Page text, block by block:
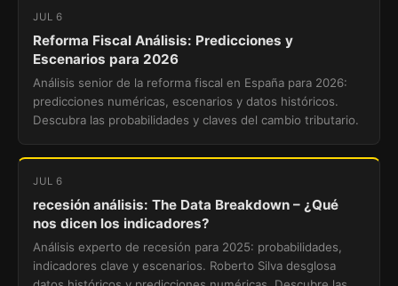
JUL 6
Reforma Fiscal Análisis: Predicciones y
Escenarios para 2026
Análisis senior de la reforma fiscal en España para 2026:
predicciones numéricas, escenarios y datos históricos.
Descubra las probabilidades y claves del cambio tributario.
JUL 6
recesión análisis: The Data Breakdown – ¿Qué
nos dicen los indicadores?
Análisis experto de recesión para 2025: probabilidades,
indicadores clave y escenarios. Roberto Silva desglosa